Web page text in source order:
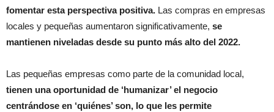
fomentar esta perspectiva positiva. Las compras en empresas
locales y pequeñas aumentaron significativamente, se
mantienen niveladas desde su punto más alto del 2022.
Las pequeñas empresas como parte de la comunidad local,
tienen una oportunidad de ‘humanizar’ el negocio
centrándose en ‘quiénes’ son, lo que les permite